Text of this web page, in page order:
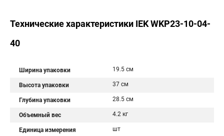
Технические характеристики IEK WKP23-10-04-
40
Ширина упаковки 19.5 см
Высота упаковки 37 см
Глубина упаковки 28.5 см
Объемный вес 4.2 кг
Единица измерения шт